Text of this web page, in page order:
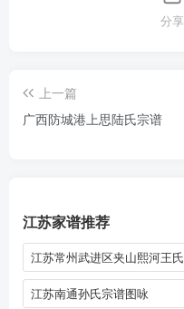
分享
上一篇
广西防城港上思陆氏宗谱
江苏家谱推荐
江苏常州武进区夹山熙河王
江苏南通孙氏宗谱图咏